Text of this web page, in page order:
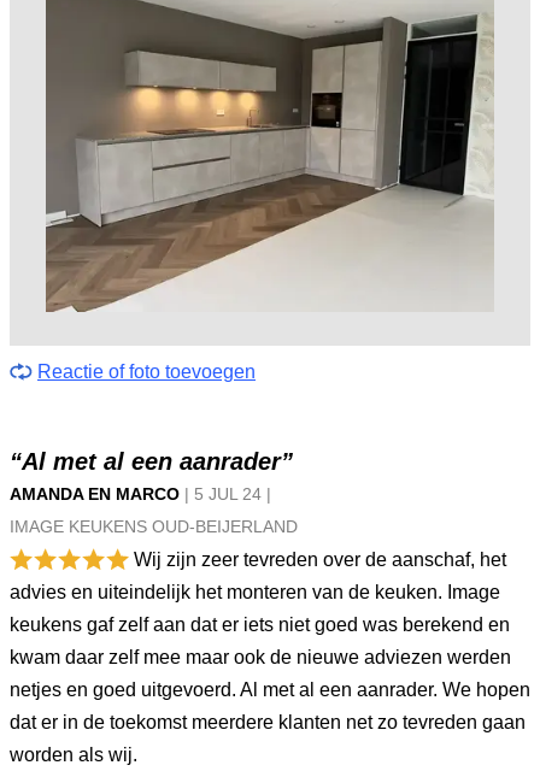
Reactie of foto toevoegen
“Al met al een aanrader”
AMANDA EN MARCO | 5 JUL24 |
IMAGE KEUKENS OUD-BEIJERLAND
Wij zijn zeer tevreden over de aanschaf, het
advies en uiteindelijk het monteren van de keuken. Image
keukens gaf zelf aan dat er iets niet goed was berekend en
kwam daar zelf mee maar ook de nieuwe adviezen werden
netjes en goed uitgevoerd. Al met al een aanrader. We hopen
dat er in de toekomst meerdere klanten net zo tevreden gaan
worden als wij.